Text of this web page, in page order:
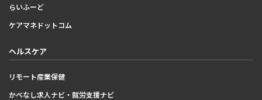
らいふーど
ケアマネドットコム
ヘルスケア
リモート産業保健
かべなし求人ナビ・就労支援ナビ